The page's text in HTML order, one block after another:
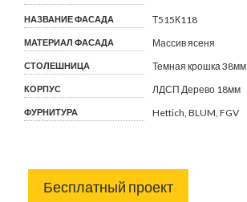
НАЗВАНИЕ ФАСАДА Т515К118
МАТЕРИАЛ ФАСАДА Массив ясеня
СТОЛЕШНИЦА Темная крошка 38мм
КОРПУС ЛДСП Дерево 18мм
ФУРНИТУРА Hettich, BLUM, FGV
Бесплатный проект